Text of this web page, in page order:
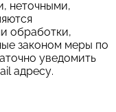
неточными,
обработки,
законом меры по
уведомить
адресу.